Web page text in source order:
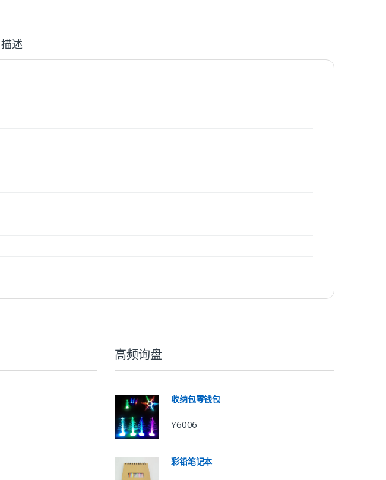
描述
高频询盘
收纳包零钱包
Y6006
彩铅笔记本